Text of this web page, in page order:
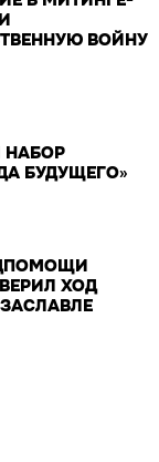
ВОЙНУ
НАБОР
БУДУЩЕГО»
ХОД